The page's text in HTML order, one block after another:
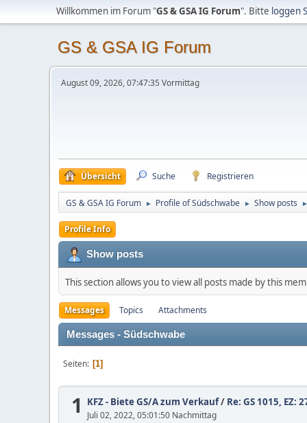
Willkommen im Forum "GS & GSA IG Forum". Bitte loggen
GS & GSA IG Forum
August 09, 2026, 07:47:35 Vormittag
Übersicht Suche Registrieren
GS & GSA IG Forum ► Profile of Südschwabe ► Show posts
Profile Info
Show posts
This section allows you to view all posts made by this
Messages Topics Attachments
Messages - Südschwabe
Seiten 1
1 KFZ - Biete GS/A zum Verkauf/ Re: GS 1015, EZ:
Juli 02, 2022, 05:01:50 Nachmittag